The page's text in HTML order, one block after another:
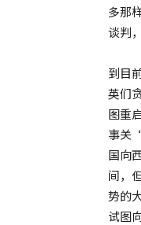
多那
谈判
到目
英们
图重
事关
国向
间，
势的
试图